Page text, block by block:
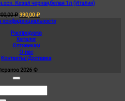
Кезал черная,белая 1л (Италия)
₽ Первоначальная
цена
1
300,00 ₽.
990,00 ₽Текущая
цена:
конфиденциальности
Распродажа
Каталог
Оптовикам
О нас
Контакты/Доставка
2026 ©